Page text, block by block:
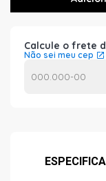
Calcule o frete
Não sei meu cep